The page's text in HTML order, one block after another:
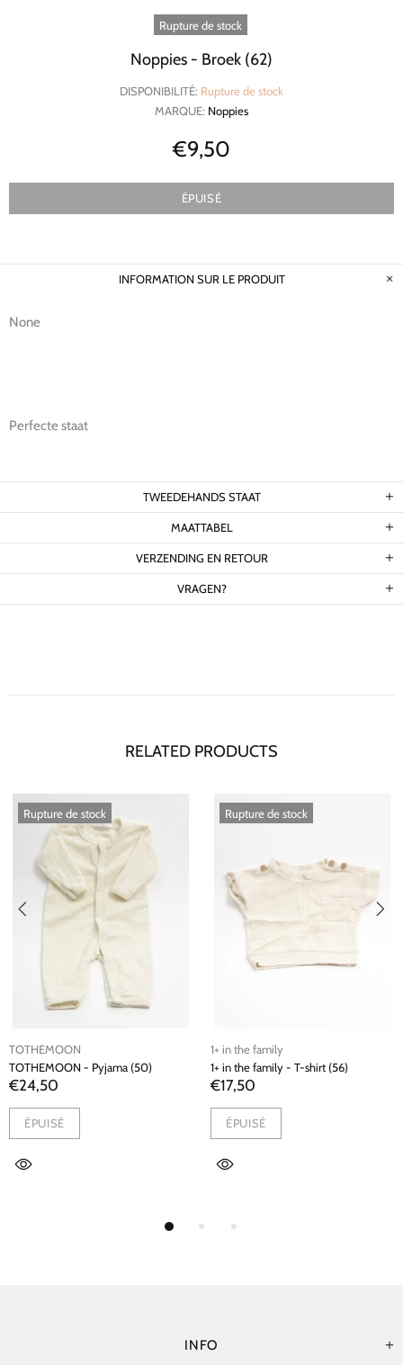
Rupture de stock
Noppies - Broek (62)
DISPONIBILITÉ: Rupture de stock
MARQUE: Noppies
€9,50
ÉPUISÉ
INFORMATION SUR LE PRODUIT
None
Perfecte staat
TWEEDEHANDS STAAT
MAATTABEL
VERZENDING EN RETOUR
VRAGEN?
RELATED PRODUCTS
Rupture de stock
TOTHEMOON
TOTHEMOON - Pyjama (50)
€24,50
ÉPUISÉ
Rupture de stock
1+ in the family
1+ in the family - T-shirt (56)
€17,50
ÉPUISÉ
INFO